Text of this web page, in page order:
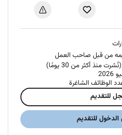
من قبل صاحب العمل
للتقديم
للتقديم